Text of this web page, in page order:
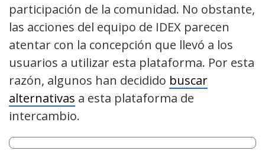
participación de la comunidad. No obstante,
las acciones del equipo de IDEX parecen
atentar con la concepción que llevó a los
usuarios a utilizar esta plataforma. Por esta
razón, algunos han decidido buscar
alternativas a esta plataforma de
intercambio.